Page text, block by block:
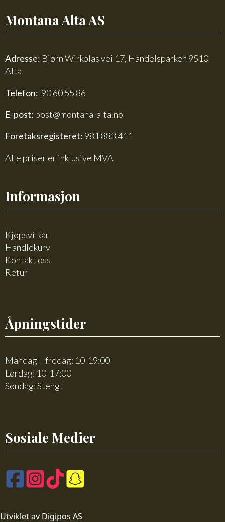
Montana Alta AS
Adresse: Bjørn Wirkolas vei 17, Handelsparken 9510
Alta
Telefon: 90 60 55 86
E-post: post@montana-alta.no
Foretaksregisteret: 981 883 411
Alle priser er inklusive MVA
Informasjon
Kjøpsvilkår
Handlekurv
Kontakt oss
Retur
Åpningstider
Mandag – fredag: 10-19:00
Lørdag: 10-17:00
Søndag: Stengt
Sosiale Medier
Utviklet av Digipos AS